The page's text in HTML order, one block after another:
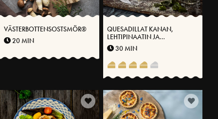
VÄSTERBOTTENSOSTSMÖR®
20 MIN
QUESADILLAT KANAN,
LEHTIPINAATIN JA
VÄSTERBOTTENSOSTIN®
KANSSA
30 MIN